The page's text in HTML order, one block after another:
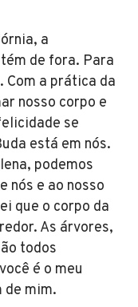
a
de fora. Para
Com a prática da
nosso corpo e
se
está em nós.
podemos
nós e ao nosso
que o corpo da
As árvores,
todos
é o meu
de mim.